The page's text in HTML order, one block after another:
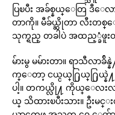
ပြၿပီး အခ်စ္နယ္ေတြ ဒီ
တာကို။ မီခ်ယ္ဆိုတာ လီးတစ္ေခ်ာ
သုက္ရည္ တခါပဲ အထည့္ခံဖူ
မ်ားမွ မမ်ားတာ။ ရာသီလ
က္ေတာ့ ငယ္ငယ္႐ြယ္႐ြယ္နဲ
ပါ့။ တကယ္လို႔ ကိုယ္ေလးလက္
ယ္ သိထားၿပီးသား။ ဦး